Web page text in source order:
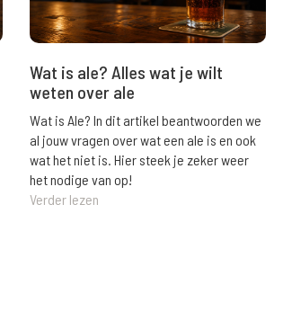
Wat is ale? Alles wat je wilt
weten over ale
Wat is Ale? In dit artikel beantwoorden we
al jouw vragen over wat een ale is en ook
wat het niet is. Hier steek je zeker weer
het nodige van op!
Verder lezen